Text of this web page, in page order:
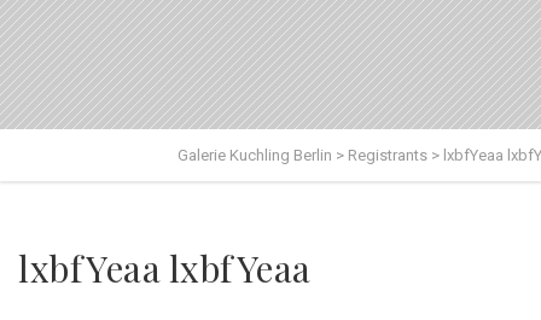
Galerie Kuchling Berlin > Registrants > lxbfYeaa
lxbfYeaa lxbfYeaa